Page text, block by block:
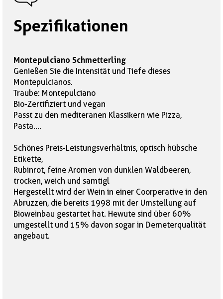
Spezifikationen
Montepulciano Schmetterling
Genießen Sie die Intensität und Tiefe dieses
Montepulcianos.
Traube: Montepulciano
Bio-Zertifiziert und vegan
Passt zu den mediteranen Klassikern wie Pizza,
Pasta....
Schönes Preis-Leistungsverhältnis, optisch hübsche
Etikette,
Rubinrot, feine Aromen von dunklen Waldbeeren,
trocken, weich und samtigl
Hergestellt wird der Wein in einer Coorperative in den
Abruzzen, die bereits 1998 mit der Umstellung auf
Bioweinbau gestartet hat. Hewute sind über 60%
umgestellt und 15% davon sogar in Demeterqualität
angebaut.